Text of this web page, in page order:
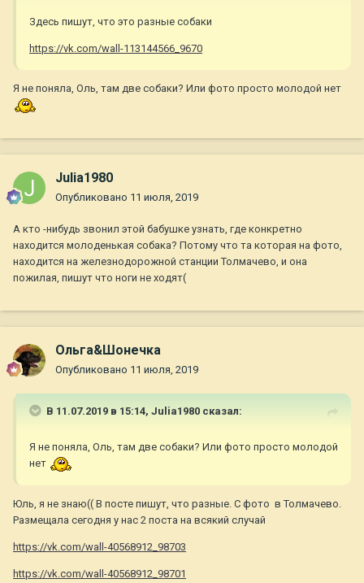
Здесь пишут, что это разные собаки
https://vk.com/wall-113144566_9670
Я не поняла, Оль, там две собаки? Или фото просто молодой нет
Julia1980
Опубликовано 11 июля, 2019
А кто -нибудь звонил этой бабушке узнать, где конкретно
находится молоденькая собака? Потому что та которая на фото,
находится на железнодорожной станции Толмачево, и она
пожилая, пишут что ноги не ходят(
Ольга&Шонечка
Опубликовано 11 июля, 2019
В 11.07.2019 в 15:14, Julia1980 сказал:
Я не поняла, Оль, там две собаки? Или фото просто молодой
нет
Юль, я не знаю(( В посте пишут, что разные. С фото в Толмачево.
Размещала сегодня у нас 2 поста на всякий случай
https://vk.com/wall-40568912_98703
https://vk.com/wall-40568912_98701